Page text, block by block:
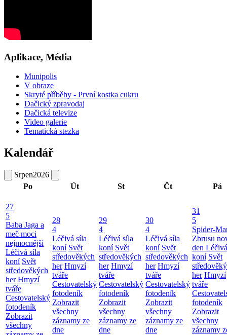
Aplikace, Média
Munipolis
V obraze
Skryté příběhy - První kostka cukru
Dačický zpravodaj
Dačická televize
Video galerie
Tematická stezka
Kalendář
Srpen2026
Po
Út St Čt Pá
27
5
Baba Jaga a
meč moci
nejmocnější
Léčivá síla
koní Svět
středověkých
her Hmyzí
tváře
Cestovatelský
fotodeník
Zobrazit
všechny
28
4
Léčivá síla
koní Svět
středověkých
her Hmyzí
tváře
Cestovatelský
fotodeník
Zobrazit
všechny
záznamy ze
dne
29
4
Léčivá síla
koní Svět
středověkých
her Hmyzí
tváře
Cestovatelský
fotodeník
Zobrazit
všechny
záznamy ze
dne
30
4
Léčivá síla
koní Svět
středověkých
her Hmyzí
tváře
Cestovatelský
fotodeník
Zobrazit
všechny
záznamy ze
dne
31
5
Spider-
Zbrusu
den
koní Svět
her Hmyzí
tváře
fotodeník
Zobrazit
všechny
záznamy